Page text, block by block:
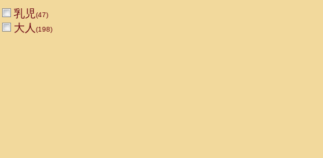
乳児(47)
大人 (198)